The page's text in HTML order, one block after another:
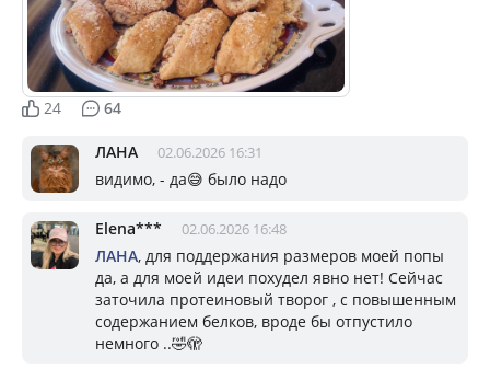
24 64
ЛАНА 02.06.2026 16:31
видимо, - да😅 было надо
Elena*** 02.06.2026 16:48
ЛАНА, для поддержания размеров моей попы
да, а для моей идеи похудел явно нет! Сейчас
заточила протеиновый творог , с повышенным
содержанием белков, вроде бы отпустило
немного ..🤣🫣